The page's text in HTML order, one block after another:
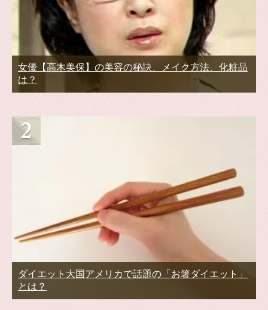
女優【高木美保】の美容の秘訣、メイク方法、化粧品
は？
ダイエット大国アメリカで話題の「お箸ダイエット」
とは？